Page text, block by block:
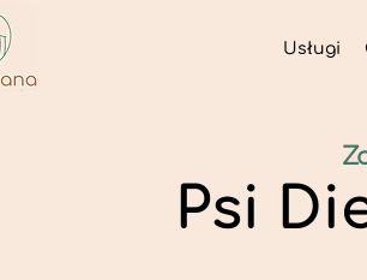
Usługi
Psi